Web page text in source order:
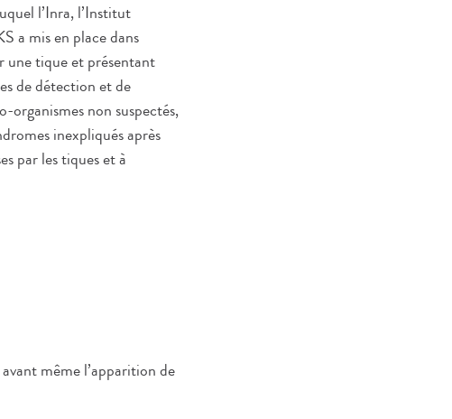
l’Inra, l’Institut
a mis en place dans
une tique et présentant
de détection et de
organismes non suspectés,
inexpliqués après
par les tiques et à
même l’apparition de